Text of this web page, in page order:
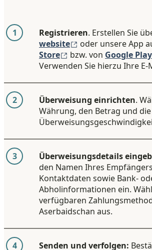
1 Registrieren. Erstellen Sie
website
(wird in einem
oder unsere App
Store
(wird in einem neuen
bzw. von Google Play
Verwenden Sie hierzu Ihre E-
2 Überweisung einrichten.
Währung, den Betrag und die
3 Überweisungsdetails
den Namen Ihres
Kontaktdaten sowie Bank-
Abholinformationen ein.
verfügbaren
Aserbaidschan aus.
4 Senden und verfolgen: